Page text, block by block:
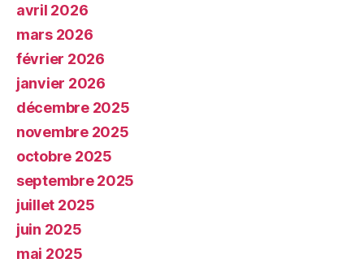
avril 2026
mars 2026
février 2026
janvier 2026
décembre 2025
novembre 2025
octobre 2025
septembre 2025
juillet 2025
juin 2025
mai 2025